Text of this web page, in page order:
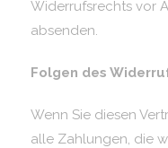
Widerrufsrechts vor
absenden.
Folgen des
Wenn Sie diesen
alle Zahlungen, die